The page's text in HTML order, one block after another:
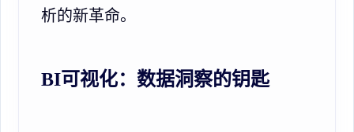
析的新革命。
BI可视化：数据洞察的钥匙